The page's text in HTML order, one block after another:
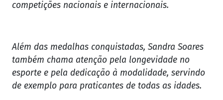
competições nacionais e internacionais.
Além das medalhas conquistadas, Sandra Soares
também chama atenção pela longevidade no
esporte e pela dedicação à modalidade, servindo
de exemplo para praticantes de todas as idades.